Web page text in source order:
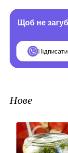
Щоб не
Нове